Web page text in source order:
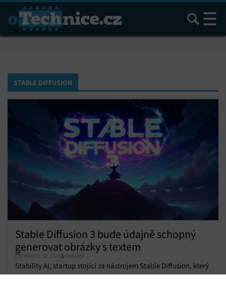
Hledat
STABLE DIFFUSION
Stable Diffusion 3 bude údajně schopný
generovat obrázky s textem
Pátek 23. 02. 2024 Redakce
Stability AI, startup stojící za nástrojem Stable Diffusion, který